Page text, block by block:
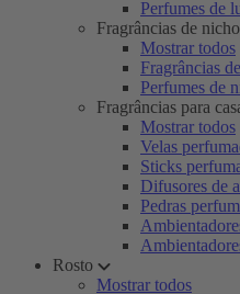
Perfumes de
Fragrâncias de nicho
Mostrar todos
Fragrâncias
Perfumes de
Fragrâncias para
Mostrar todos
Velas
Sticks
Difusores de
Pedras
Rosto
Mostrar todos